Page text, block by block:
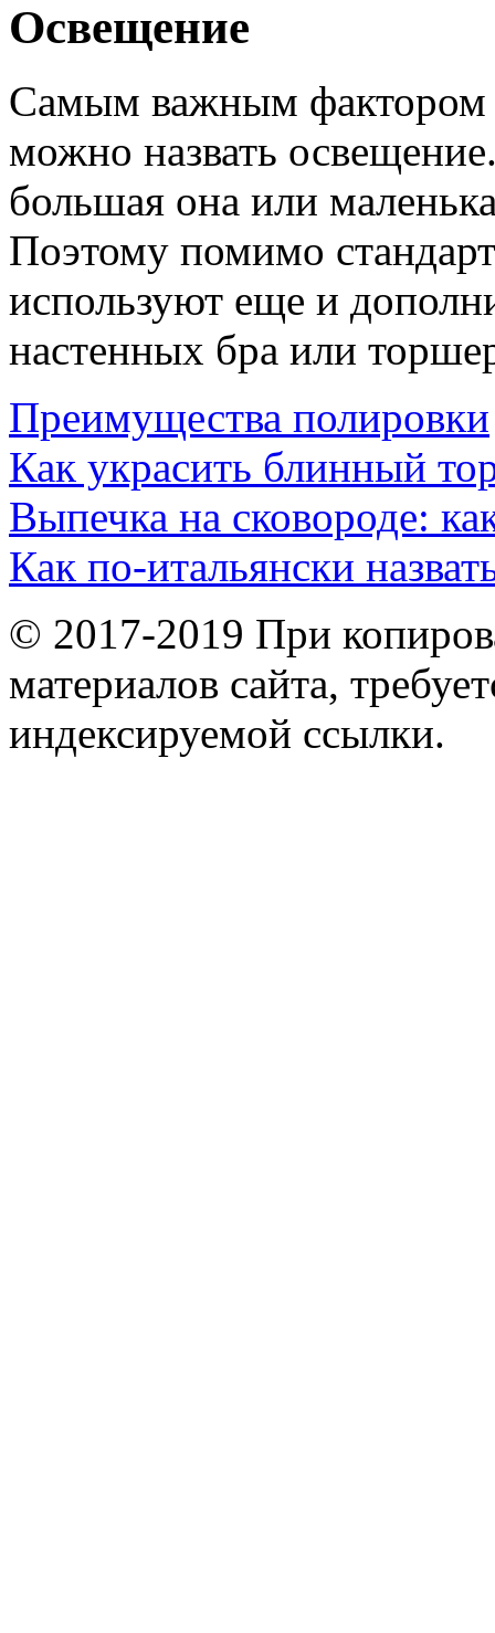
Освещение
Самым важным фактором
можно назвать
большая она или
Поэтому помимо
используют еще и
настенных бра или
Преимущества полировки
Как украсить блинный
Выпечка на сковороде:
Как по-итальянски
© 2017-2019 При
материалов сайта,
индексируемой ссылки.